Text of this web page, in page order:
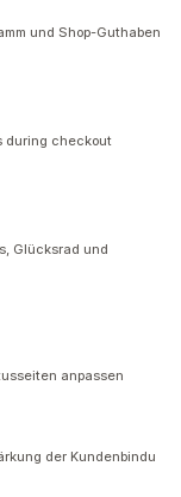
und Shop-Guthaben
during checkout
Glücksrad und
anpassen
der Kundenbindu